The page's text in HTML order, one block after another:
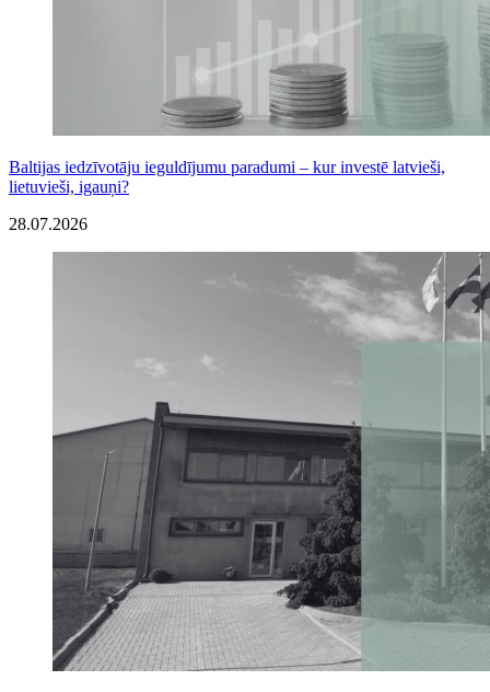
Baltijas iedzīvotāju ieguldījumu paradumi – kur investē latvieši,
lietuvieši, igauņi?
28.07.2026